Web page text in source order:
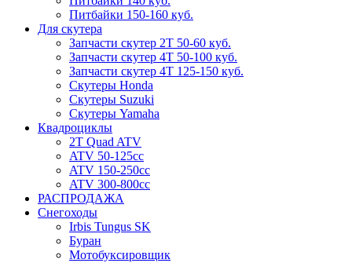
Питбайки 150-160 куб.
Для скутера
Запчасти скутер 2Т 50-60 куб.
Запчасти скутер 4Т 50-100 куб.
Запчасти скутер 4Т 125-150 куб.
Скутеры Honda
Скутеры Suzuki
Скутеры Yamaha
Квадроциклы
2T Quad ATV
ATV 50-125cc
ATV 150-250cc
ATV 300-800cc
РАСПРОДАЖА
Снегоходы
Irbis Tungus SK
Буран
Мотобуксировщик